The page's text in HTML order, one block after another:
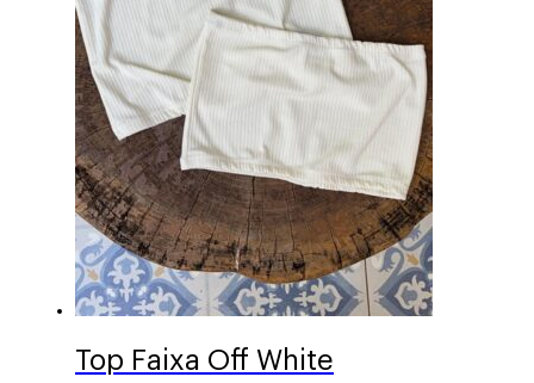
escolhidas
na
página
produto
Top Faixa Off White